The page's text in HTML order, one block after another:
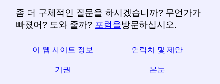
좀 더 구체적인 질문을 하시겠습니까? 무언가가
빠졌어? 도와 줄까? 포럼을방문하십시오.
이 웹 사이트 정보 연락처 및 제안
기권 은둔